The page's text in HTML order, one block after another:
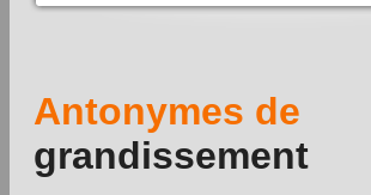
Antonymes de
grandissement